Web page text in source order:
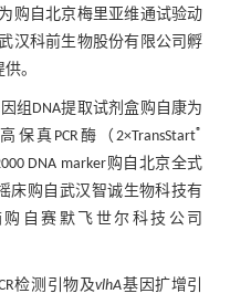
购自北京梅里亚维通试验动
汉科前生物股份有限公司孵
。
组DNA提取试剂盒购自康为
真PCR酶（2×TransStart®
DNA marker购自北京全式
床购自武汉智诚生物科技有
自赛默飞世尔科技公司
检测引物及vlhA基因扩增引